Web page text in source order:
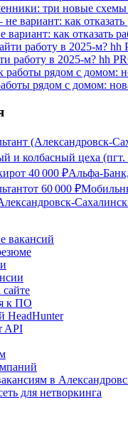
три новые схемы
как отказать
работу в 2025-м? hh
рядом с домом:
(Александровск-
и колбасный цеха
от 40 000 ₽Альфа-
от 60 000 ₽
вакансий
к ПО
HeadHunter
API
в
для нетворкинга